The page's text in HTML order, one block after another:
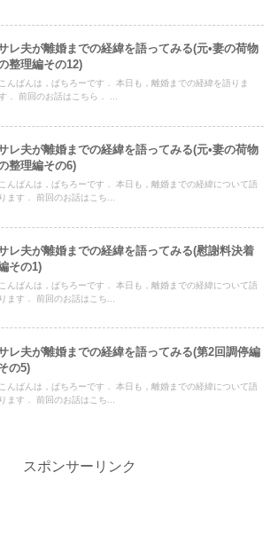
レ夫が離婚までの経緯を語ってみる(元•妻の荷物
整理編その12)
こんばんは，ぱちろーです． 本日も，離婚までの経緯を語りま
． 前回のお話はこちら． ...
レ夫が離婚までの経緯を語ってみる(元•妻の荷物
整理編その6)
こんばんは，ぱちろーです． 本日も，離婚までの経緯について語
ります． 前回のお話はこち...
レ夫が離婚までの経緯を語ってみる(慰謝料決着
その1)
こんばんは，ぱちろーです． 本日も，離婚までの経緯について語
ります． 前回のお話はこち...
レ夫が離婚までの経緯を語ってみる(第2回調停編
の5)
こんばんは，ぱちろーです． 本日も，離婚までの経緯について語
ります． 前回のお話はこち...
スポンサーリンク